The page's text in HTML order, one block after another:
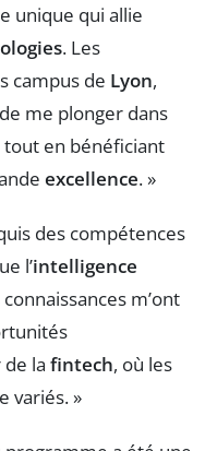
unique qui allie
. Les
campus de Lyon,
me plonger dans
en bénéficiant
excellence. »
des compétences
l’intelligence
connaissances m’ont
la fintech, où les
variés. »